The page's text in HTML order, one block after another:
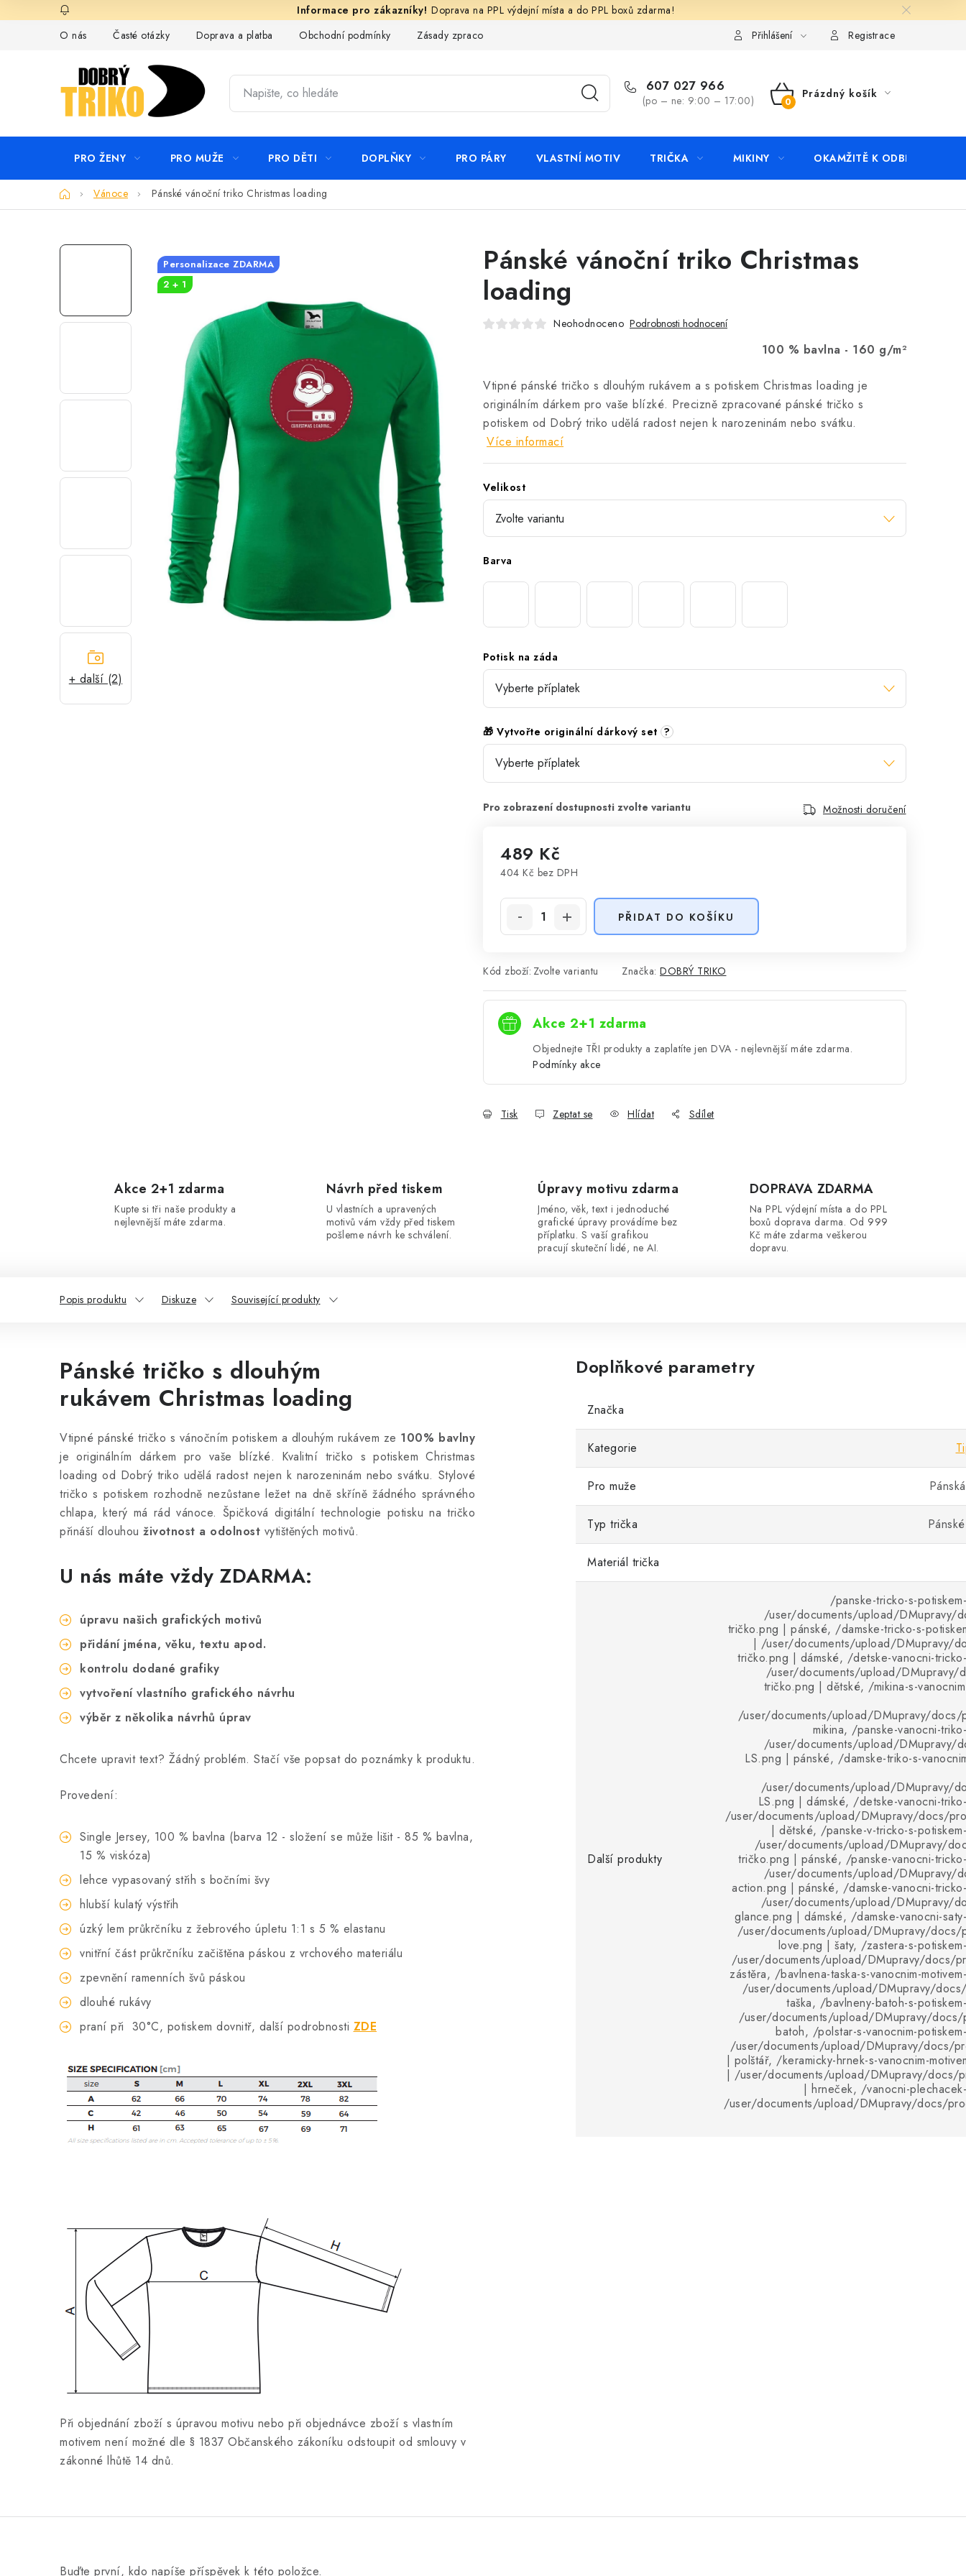
na
Doprava na PPL výdejní místa a do PPL boxů zdarma!
O nás
Časté otázky Doprava a platba Obchodní podmínky Zásady zpracování ochrany osobních údajů KontaktyPřihlášení Registrace
607 027 966
(po – ne: 9:00 – 17:00)
NÁKUPNÍ
Prázdný košík
PRO ŽENY PRO MUŽE PRO DĚTI DOPLŇKY PRO PÁRY VLASTNÍ MOTIV TRIČKA MIKINY OKAMŽITĚ K ODBĚRU
DomůVánoce Pánské vánoční triko Christmas loading
+ další (2)
Pánské vánoční triko Christmas
loading
Neohodnoceno Podrobnosti hodnocení
100 % bavlna - 160 g/m²
Vtipné pánské tričko s dlouhým rukávem a s potiskem Christmas loading je
originálním dárkem pro vaše blízké. Precizně zpracované pánské tričko s
potiskem od Dobrý triko udělá radost nejen k narozeninám nebo svátku.
Více informací
Velikost
Barva
Potisk na záda
🎁 Vytvořte originální dárkový set ?
Možnosti doručení
489 Kč
404 Kč bez DPH
PŘIDAT DO KOŠÍKU
Kód zboží: Zvolte variantu Značka: DOBRÝ TRIKO
Akce 2+1 zdarma
Objednejte TŘI produkty a zaplatíte jen DVA - nejlevnější máte zdarma.
Podmínky akce
Tisk Zeptat se Hlídat Sdílet
Personalizace ZDARMA
2 + 1
Akce 2+1 zdarma
Kupte si tři naše produkty a
nejlevnější máte zdarma.
Návrh před tiskem
U vlastních a upravených
motivů vám vždy před tiskem
pošleme návrh ke schválení.
Úpravy motivu zdarma
Jméno, věk, text i jednoduché
grafické úpravy provádíme bez
příplatku. S vaší grafikou
pracují skuteční lidé, ne AI.
DOPRAVA ZDARMA
Na PPL výdejní místa a do PPL
boxů doprava darma. Od 999
Kč máte zdarma veškerou
dopravu.
Popis produktu Diskuze Související produkty
Pánské tričko s dlouhým
rukávem Christmas loading
Vtipné pánské tričko s vánočním potiskem a dlouhým rukávem ze 100% bavlny
je originálním dárkem pro vaše blízké. Kvalitní tričko s potiskem Christmas
loading od Dobrý triko udělá radost nejen k narozeninám nebo svátku. Stylové
tričko s potiskem rozhodně nezůstane ležet na dně skříně žádného správného
chlapa, který má rád vánoce. Špičková digitální technologie potisku na tričko
přináší dlouhou životnost a odolnost vytištěných motivů.
U nás máte vždy ZDARMA:
úpravu našich grafických motivů
přidání jména, věku, textu apod.
kontrolu dodané grafiky
vytvoření vlastního grafického návrhu
výběr z několika návrhů úprav
Chcete upravit text? Žádný problém. Stačí vše popsat do poznámky k produktu.
Provedení:
Single Jersey, 100 % bavlna (barva 12 - složení se může lišit - 85 % bavlna,
15 % viskóza)
lehce vypasovaný střih s bočními švy
hlubší kulatý výstřih
úzký lem průkrčníku z žebrového úpletu 1:1 s 5 % elastanu
vnitřní část průkrčníku začištěna páskou z vrchového materiálu
zpevnění ramenních švů páskou
dlouhé rukávy
praní při 30°C, potiskem dovnitř, další podrobnosti ZDE
Při objednání zboží s úpravou motivu nebo při objednávce zboží s vlastním
motivem není možné dle § 1837 Občanského zákoníku odstoupit od smlouvy v
zákonné lhůtě 14 dnů.
Doplňkové parametry
Značka
Kategorie
Pro muže
Typ trička
Materiál trička
Další produkty
/panske-tricko-s-
/user/documents/upload/DMupravy/
tričko.png | pánské, /damske-tricko-s-
| /user/documents/upload/DMupravy/
tričko.png | dámské, /detske-vanocni-
/user/documents/upload/DMupravy/
tričko.png | dětské, /mikina-s-
/user/documents/upload/DMupravy/docs/
mikina, /panske-vanocni-
/user/documents/upload/DMupravy/
LS.png | pánské, /damske-triko-s-
/user/documents/upload/DMupravy/
LS.png | dámské, /detske-vanocni-
/user/documents/upload/DMupravy/docs/
| dětské, /panske-v-tricko-s-
/user/documents/upload/DMupravy/
tričko.png | pánské, /panske-vanocni-
/user/documents/upload/DMupravy/
action.png | pánské, /damske-vanocni-
/user/documents/upload/DMupravy/
glance.png | dámské, /damske-vanocni-
/user/documents/upload/DMupravy/docs/
love.png | šaty, /zastera-s-
/user/documents/upload/DMupravy/docs/
zástěra, /bavlnena-taska-s-vanocnim-
/user/documents/upload/DMupravy/
taška, /bavlneny-batoh-s-
/user/documents/upload/DMupravy/
batoh, /polstar-s-vanocnim-
/user/documents/upload/DMupravy/docs/
| polštář, /keramicky-hrnek-s-vanocnim-
| /user/documents/upload/DMupravy/docs/
| hrneček, /vanocni-
/user/documents/upload/DMupravy/docs/
Buďte první, kdo napíše příspěvek k této položce.